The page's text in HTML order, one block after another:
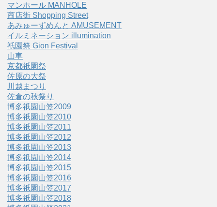
マンホール MANHOLE
商店街 Shopping Street
あみゅーずめんと AMUSEMENT
イルミネーション illumination
祇園祭 Gion Festival
山車
京都祇園祭
佐原の大祭
川越まつり
佐倉の秋祭り
博多祇園山笠2009
博多祇園山笠2010
博多祇園山笠2011
博多祇園山笠2012
博多祇園山笠2013
博多祇園山笠2014
博多祇園山笠2015
博多祇園山笠2016
博多祇園山笠2017
博多祇園山笠2018